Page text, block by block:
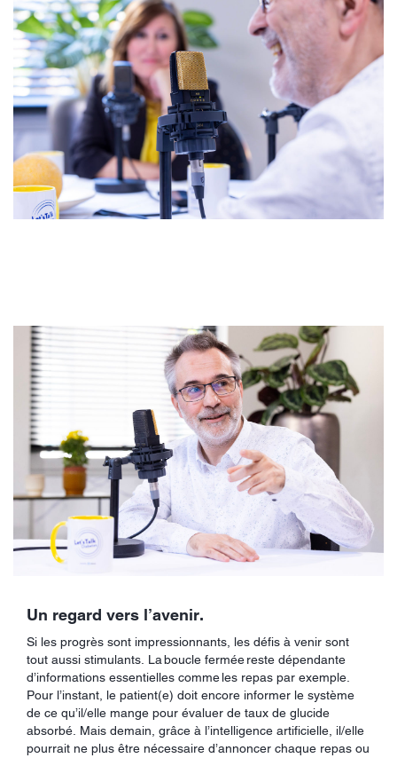
Un regard vers l’avenir.
Si les progrès sont impressionnants, les défis à venir sont
tout aussi stimulants. La boucle fermée reste dépendante
d’informations essentielles comme les repas par exemple.
Pour l’instant, le patient(e) doit encore informer le système
de ce qu’il/elle mange pour évaluer de taux de glucide
absorbé. Mais demain, grâce à l’intelligence artificielle, il/elle
pourrait ne plus être nécessaire d’annoncer chaque repas ou